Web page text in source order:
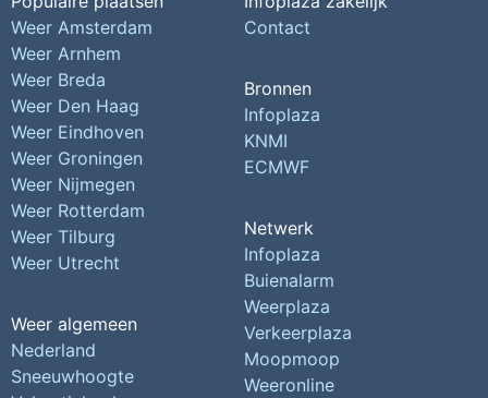
Weer Amsterdam
Weer Arnhem
Weer Breda
Weer Den Haag
Weer Eindhoven
Weer Groningen
Weer Nijmegen
Weer Rotterdam
Weer Tilburg
Weer Utrecht
Weer algemeen
Nederland
Sneeuwhoogte
Contact
Bronnen
Infoplaza
KNMI
ECMWF
Netwerk
Infoplaza
Buienalarm
Weerplaza
Verkeerplaza
Moopmoop
Weeronline